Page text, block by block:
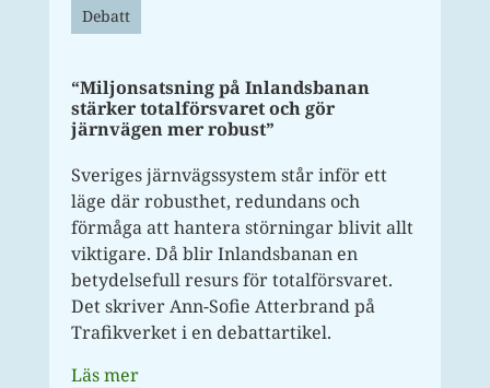
Debatt
“Miljonsatsning på Inlandsbanan
stärker totalförsvaret och gör
järnvägen mer robust”
Sveriges järnvägssystem står inför ett
läge där robusthet, redundans och
förmåga att hantera störningar blivit allt
viktigare. Då blir Inlandsbanan en
betydelsefull resurs för totalförsvaret.
Det skriver Ann-Sofie Atterbrand på
Trafikverket i en debattartikel.
Läs mer